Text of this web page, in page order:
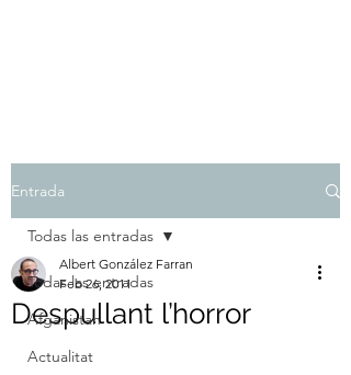
Entrada
Todas las entradas
Afganistan
Actualitat
Todas las entradas
Despullant l’horror
Albert González Farran
Feb 26, 2011